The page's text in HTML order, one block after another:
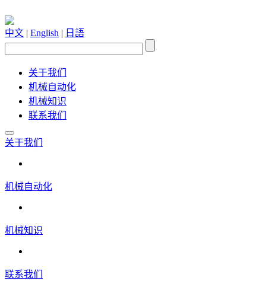
中文 | English | 日語
关于我们
机械自动化
机械知识
联系我们
关于我们
机械自动化
机械知识
联系我们